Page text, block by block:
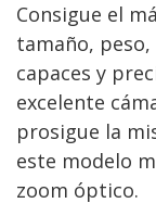
Consigue el
tamaño,
capaces y
excelente
prosigue la
este modelo
zoom óptico.